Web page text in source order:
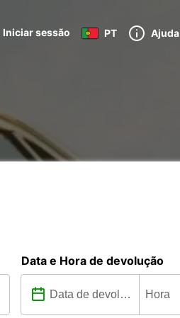
Iniciar sessão PT Ajuda
Data e Hora de devolução